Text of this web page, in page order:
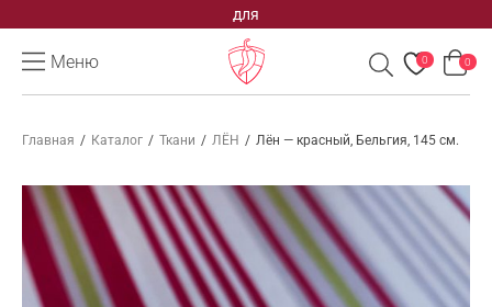
для
Меню 0 0
Главная / Каталог / Ткани / ЛЁН / Лён — красный, Бельгия, 145 см.